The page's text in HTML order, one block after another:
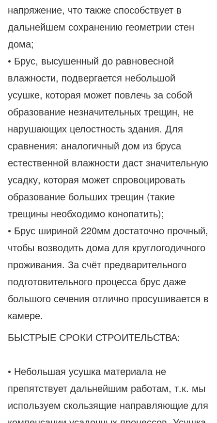
напряжение, что также способствует в
дальнейшем сохранению геометрии стен
дома;
• Брус, высушенный до равновесной
влажности, подвергается небольшой
усушке, которая может повлечь за собой
образование незначительных трещин, не
нарушающих целостность здания. Для
сравнения: аналогичный дом из бруса
естественной влажности даст значительную
усадку, которая может спровоцировать
образование больших трещин (такие
трещины необходимо конопатить);
• Брус шириной 220мм достаточно прочный,
чтобы возводить дома для круглогодичного
проживания. За счёт предварительного
подготовительного процесса брус даже
большого сечения отлично просушивается в
камере.
БЫСТРЫЕ СРОКИ СТРОИТЕЛЬСТВА:
• Небольшая усушка материала не
препятствует дальнейшим работам, т.к. мы
используем скользящие направляющие для